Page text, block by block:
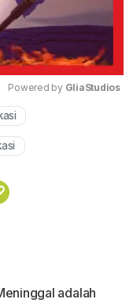
Powered by GliaStudios
adalah